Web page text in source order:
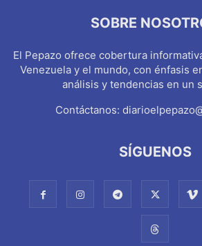
SOBRE
El Pepazo ofrece cobertura
Venezuela y el mundo, con énfasis
análisis y tendencias en un
Contáctanos:
SÍGUENOS